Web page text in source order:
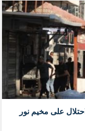
على مخيم نور